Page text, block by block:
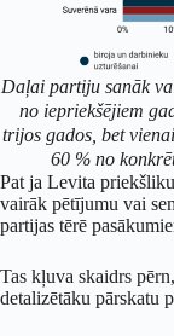
Daļai partiju sanāk
no iepriekšējiem
trijos gados, bet
60 % no
Pat ja Levita
vairāk pētījumu vai
partijas tērē
Tas kļuva skaidrs
detalizētāku pārskatu